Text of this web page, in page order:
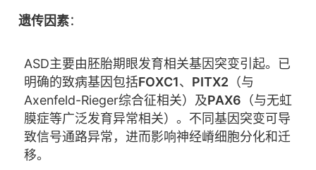
遗传因素：
ASD主要由胚胎期眼发育相关基因突变引起。已
明确的致病基因包括FOXC1、 PITX2 （与
Axenfeld-Rieger综合征相关）及PAX6 （与无虹
膜症等广泛发育异常相关）。不同基因突变可导
致信号通路异常，进而影响神经嵴细胞分化和迁
移。